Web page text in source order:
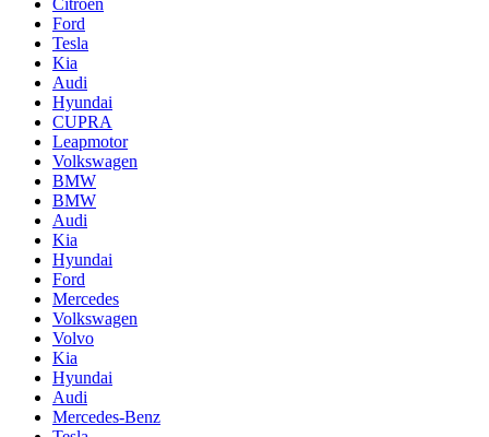
Citroën
Ford
Tesla
Kia
Audi
Hyundai
CUPRA
Leapmotor
Volkswagen
BMW
BMW
Audi
Kia
Hyundai
Ford
Mercedes
Volkswagen
Volvo
Kia
Hyundai
Audi
Mercedes-Benz